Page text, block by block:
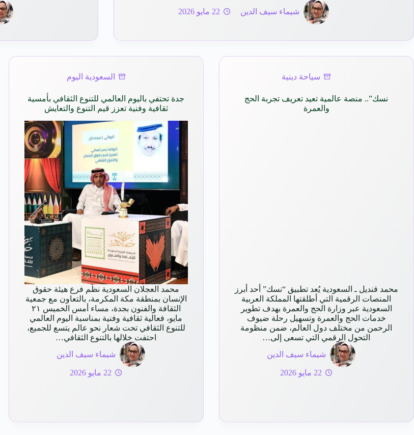
شيماء سيف الدين
22 مايو 2026
سياحة دينية
نسك”.. منصة عالمية تعيد تعريف تجربة الحج
والعمرة
محمد قنديل ـ السعودية يُعد تطبيق “نسك” أحد أبرز
المنصات الرقمية التي أطلقتها المملكة العربية
السعودية عبر وزارة الحج والعمرة بهدف تطوير
خدمات الحج والعمرة وتسهيل رحلة ضيوف
الرحمن من مختلف دول العالم، ضمن منظومة
التحول الرقمي التي تسعى إلى…
شيماء سيف الدين
22 مايو 2026
السعودية اليوم
جدة تحتفي باليوم العالمي للتنوع الثقافي بأمسية
ثقافية وفنية تعزز قيم التنوع والتعايش
محمد العجلان السعودية نظّم فرع هيئة حقوق
الإنسان بمنطقة مكة المكرمة، بالتعاون مع جمعية
الثقافة والفنون بجدة، مساء أمس الخميس ٢١
مايو، فعالية ثقافية وفنية بمناسبة اليوم العالمي
للتنوع الثقافي تحت شعار نحو عالم يتسع للجميع،
احتفت خلالها بالتنوع الثقافي…
شيماء سيف الدين
22 مايو 2026